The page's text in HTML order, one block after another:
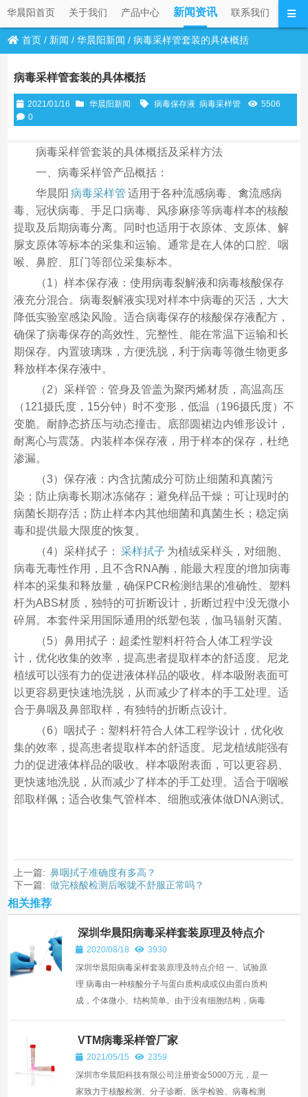
华晨阳首页 关于我们 产品中心 新闻资讯 联系我们
首页 / 新闻 /华晨阳新闻 /病毒采样管套装的具体概括
病毒采样管套装的具体概括
2021/01/16 华晨阳新闻 病毒保存液 病毒采样管
5506
0
病毒采样管套装的具体概括及采样方法
一、病毒采样管产品概括：
华晨阳 病毒采样管 适用于各种流感病毒、禽流感病
毒、冠状病毒、手足口病毒、风疹麻疹等病毒样本的核酸
提取及后期病毒分离。同时也适用于衣原体、支原体、解
脲支原体等标本的采集和运输。通常是在人体的口腔、咽
喉、鼻腔、肛门等部位采集标本。
（1）样本保存液：使用病毒裂解液和病毒核酸保存
液充分混合。病毒裂解液实现对样本中病毒的灭活，大大
降低实验室感染风险。适合病毒保存的核酸保存液配方，
确保了病毒保存的高效性、完整性、能在常温下运输和长
期保存。内置玻璃珠，方便洗脱，利于病毒等微生物更多
释放样本保存液中。
（2）采样管：管身及管盖为聚丙烯材质，高温高压
（121摄氏度，15分钟）时不变形，低温（196摄氏度）不
变脆。耐静态挤压与动态撞击。底部圆裙边内锥形设计，
耐离心与震荡。内装样本保存液，用于样本的保存，杜绝
渗漏。
（3）保存液：内含抗菌成分可防止细菌和真菌污
染；防止病毒长期冰冻储存；避免样品干燥；可让现时的
病菌长期存活；防止样本内其他细菌和真菌生长；稳定病
毒和提供最大限度的恢复。
（4）采样拭子： 采样拭子 为植绒采样头，对细胞、
病毒无毒性作用，且不含RNA酶，能最大程度的增加病毒
样本的采集和释放量，确保PCR检测结果的准确性。塑料
杆为ABS材质，独特的可折断设计，折断过程中没无微小
碎屑。本套件采用国际通用的纸塑包装，伽马辐射灭菌。
（5）鼻用拭子：超柔性塑料杆符合人体工程学设
计，优化收集的效率，提高患者提取样本的舒适度。尼龙
植绒可以强有力的促进液体样品的吸收。样本吸附表面可
以更容易更快速地洗脱，从而减少了样本的手工处理。适
合于鼻咽及鼻部取样，有独特的折断点设计。
（6）咽拭子：塑料杆符合人体工程学设计，优化收
集的效率，提高患者提取样本的舒适度。尼龙植绒能强有
力的促进液体样品的吸收。样本吸附表面，可以更容易、
更快速地洗脱，从而减少了样本的手工处理。适合于咽喉
部取样佩；适合收集气管样本、细胞或液体做DNA测试。
上一篇: 鼻咽拭子准确度有多高？
下一篇: 做完核酸检测后喉咙不舒服正常吗？
相关推荐
深圳华晨阳病毒采样套装原理及特点介
绍2020/08/18
3930
深圳华晨阳病毒采样套装原理及特点介绍 一、试验原
理 病毒由一种核酸分子与蛋白质构成或仅由蛋白质构
成，个体微小、结构简单。由于没有细胞结构，病毒
者的复...
VTM病毒采样管厂家
2021/05/15
2359
深圳市华晨阳科技有限公司注册资金5000万元，是一
家致力于核酸检测、分子诊断、医学检验、病毒检测